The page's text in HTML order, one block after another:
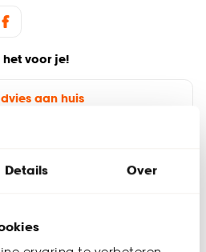
Details Over
het voor je!
aan huis
omdat hij niet verduisterend is